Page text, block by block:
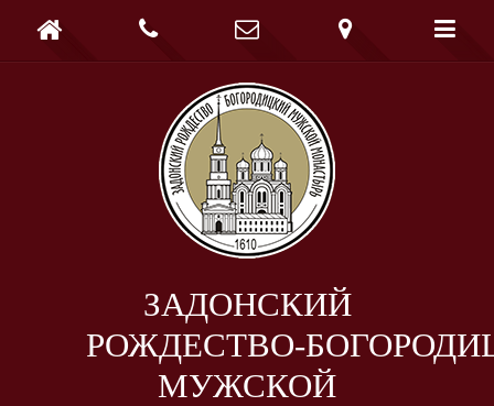
ЗАДОНСКИЙ
РОЖДЕСТВО-
МУЖСКОЙ
    